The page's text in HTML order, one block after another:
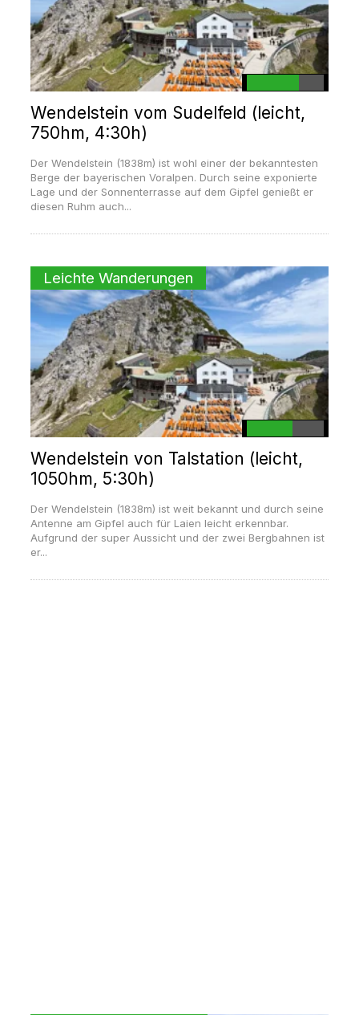
Wendelstein vom Sudelfeld (leicht,
750hm, 4:30h)
Der Wendelstein (1838m) ist wohl einer der bekanntesten
Berge der bayerischen Voralpen. Durch seine exponierte
Lage und der Sonnenterrasse auf dem Gipfel genießt er
diesen Ruhm auch...
Leichte Wanderungen
Wendelstein von Talstation (leicht,
1050hm, 5:30h)
Der Wendelstein (1838m) ist weit bekannt und durch seine
Antenne am Gipfel auch für Laien leicht erkennbar.
Aufgrund der super Aussicht und der zwei Bergbahnen ist
er...